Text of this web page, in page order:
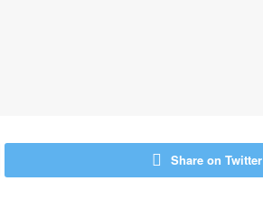
Share on Twitter